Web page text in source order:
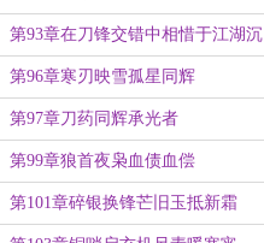
刀斩深渊
第93章在刀锋交错中相惜于江湖沉
浮中并肩
第96章寒刃映雪孤星同辉
第97章刀药同辉承光者
第99章狼首夜枭血债血偿
第101章碎银换锋芒旧玉抵新霜